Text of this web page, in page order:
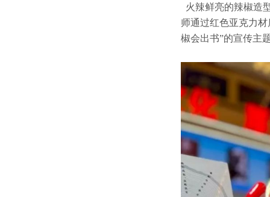
火辣鲜亮的辣椒造
师通过红色亚克力
椒会出书”的宣传主